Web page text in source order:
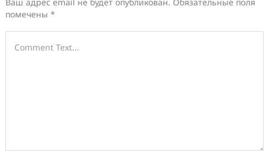
Ваш адрес email не будет опубликован. Обязательные поля
помечены *